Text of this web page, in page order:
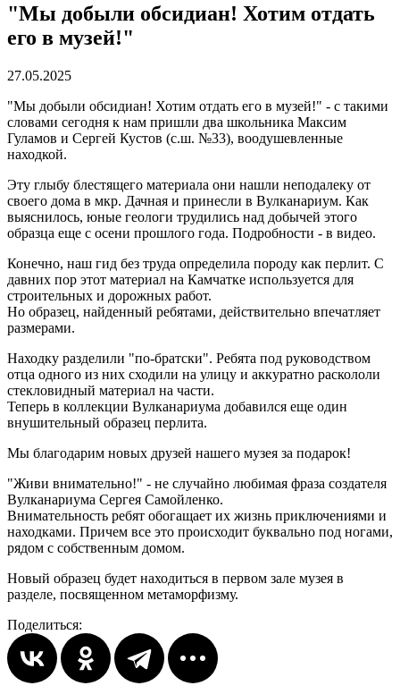
"Мы добыли обсидиан! Хотим отдать
его в музей!"
27.05.2025
"Мы добыли обсидиан! Хотим отдать его в музей!" - с такими
словами сегодня к нам пришли два школьника Максим
Гуламов и Сергей Кустов (с.ш. №33), воодушевленные
находкой.
Эту глыбу блестящего материала они нашли неподалеку от
своего дома в мкр. Дачная и принесли в Вулканариум. Как
выяснилось, юные геологи трудились над добычей этого
образца еще с осени прошлого года. Подробности - в видео.
Конечно, наш гид без труда определила породу как перлит. С
давних пор этот материал на Камчатке используется для
строительных и дорожных работ.
Но образец, найденный ребятами, действительно впечатляет
размерами.
Находку разделили "по-братски". Ребята под руководством
отца одного из них сходили на улицу и аккуратно раскололи
стекловидный материал на части.
Теперь в коллекции Вулканариума добавился еще один
внушительный образец перлита.
Мы благодарим новых друзей нашего музея за подарок!
"Живи внимательно!" - не случайно любимая фраза создателя
Вулканариума Сергея Самойленко.
Внимательность ребят обогащает их жизнь приключениями и
находками. Причем все это происходит буквально под ногами,
рядом с собственным домом.
Новый образец будет находиться в первом зале музея в
разделе, посвященном метаморфизму.
Поделиться: